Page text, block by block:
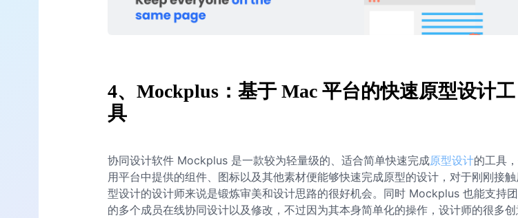
4、Mockplus：基于 Mac 平台的快速原型设计工
具
协同设计软件 Mockplus 是一款较为轻量级的、适合简单快速完成原型设计的工具
用平台中提供的组件、图标以及其他素材便能够快速完成原型的设计，对于刚刚接
型设计的设计师来说是锻炼审美和设计思路的很好机会。同时 Mockplus 也能支持
的多个成员在线协同设计以及修改，不过因为其本身简单化的操作，设计师的很多